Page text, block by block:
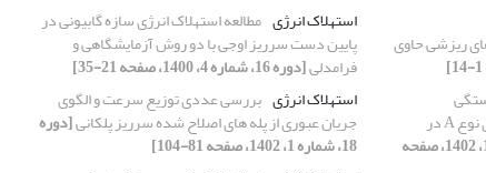
ریزشی حاوی
پایین‌دست سرریز کلیدپیانویی ذوزنقه‌ای نوع A در
[دوره 18، شماره 1، 1402، صفحه
استهلاک انرژی مطالعه استهلاک انرژی سازه گابیونی در
پایین دست سرریز اوجی با دو روش آزمایشگاهی و
فرامدلی[دوره 16، شماره 4، 1400، صفحه 21-35]
استهلاک انرژی بررسی عددی توزیع سرعت و الگوی
جریان عبوری از پله های اصلاح شده سرریز پلکانی[دوره
18، شماره 1، 1402، صفحه 81-104]